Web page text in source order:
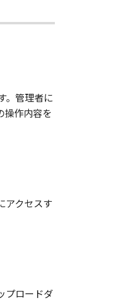
。管理者に
操作内容を
アクセスす
プロードダ